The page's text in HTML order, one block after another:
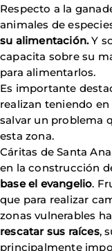
Respecto a la
animales de
su alimentación.Y
capacita sobre su
para alimentarlos.
Es importante
realizan teniendo
salvar un problema
esta zona.
Cáritas de Santa
en la construcción
base el evangelio.
que para realizar
zonas vulnerables
rescatar sus raíces,
principalmente